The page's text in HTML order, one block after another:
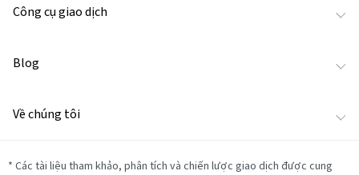
Công cụ giao dịch
Blog
Về chúng tôi
* Các tài liệu tham khảo, phân tích và chiến lược giao dịch được cung